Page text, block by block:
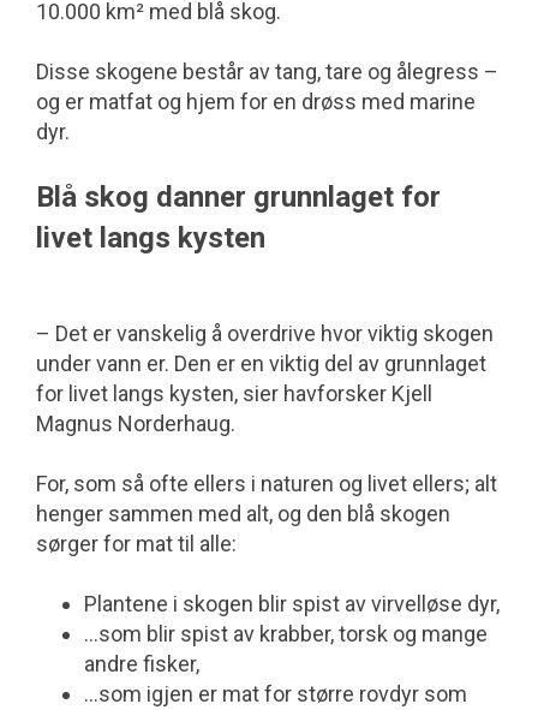
10.000 km² med blå skog.
Disse skogene består av tang, tare og ålegress –
og er matfat og hjem for en drøss med marine
dyr.
Blå skog danner grunnlaget for
livet langs kysten
– Det er vanskelig å overdrive hvor viktig skogen
under vann er. Den er en viktig del av grunnlaget
for livet langs kysten, sier havforsker Kjell
Magnus Norderhaug.
For, som så ofte ellers i naturen og livet ellers; alt
henger sammen med alt, og den blå skogen
sørger for mat til alle:
Plantene i skogen blir spist av virvelløse dyr,
...som blir spist av krabber, torsk og mange
andre fisker,
...som igjen er mat for større rovdyr som